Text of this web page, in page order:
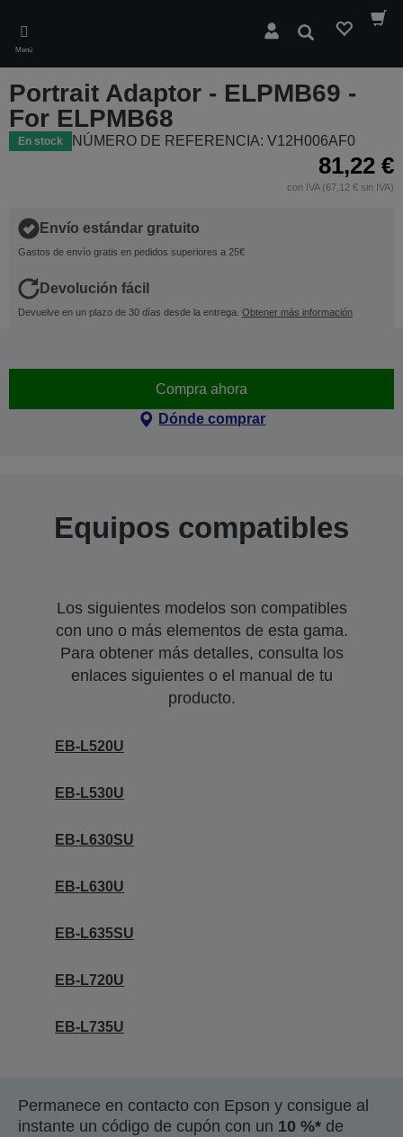
main
content
Menú
Buscar
Portrait Adaptor - ELPMB69 -
For ELPMB68
En stock NÚMERO DE REFERENCIA: V12H006AF0
81,22 €
con IVA (67,12 € sin IVA)
Envío estándar gratuito
Gastos de envío gratis en pedidos superiores a 25€
Devolución fácil
Devuelve en un plazo de 30 días desde la entrega. Obtener más información
Compra ahora
Dónde comprar
Equipos compatibles
Los siguientes modelos son compatibles
con uno o más elementos de esta gama.
Para obtener más detalles, consulta los
enlaces siguientes o el manual de tu
producto.
EB-L520U
EB-L530U
EB-L630SU
EB-L630U
EB-L635SU
EB-L720U
EB-L735U
Permanece en contacto con Epson y consigue al
instante un código de cupón con un 10 %* de